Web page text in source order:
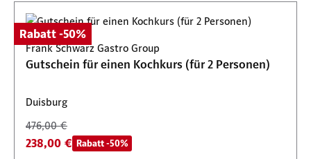
Rabatt -50%
Frank Schwarz Gastro Group
Gutschein für einen Kochkurs (für 2 Personen)
Duisburg
476,00 €
238,00 € Rabatt -50%